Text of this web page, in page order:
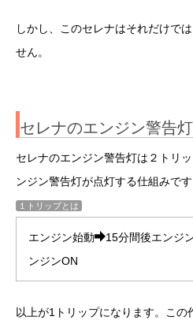
しかし、このセレナはそれだけで
せん。
セレナのエンジン警告
セレナのエンジン警告灯は２トリ
ンジン警告灯が点灯する仕組みです
１トリップとは
エンジン始動 15分間後エンジ
ンジンON
以上が1トリップになります。この